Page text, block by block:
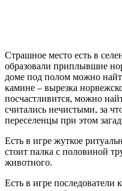
Страшное место есть в
образовали приплывшие
доме под полом можно
камине – вырезка
посчастливится, можно
считались нечистыми, за
переселенцы при этом
Есть в игре жуткое
стоит палка с половиной
животного.
Есть в игре